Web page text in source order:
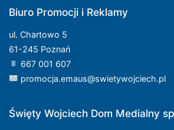
Biuro Promocji i Reklamy
ul. Chartowo 5
61-245 Poznań
667 001 607
promocja.emaus@swietywojciech.pl
Święty Wojciech Dom Medialny